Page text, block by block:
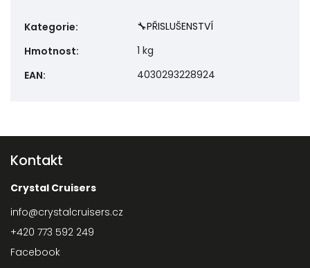
Kategorie:
🔧PŘISLUŠENSTVÍ
Hmotnost:
1 kg
EAN: 4030293228924
Kontakt
Crystal Cruisers
info@crystalcruisers.cz
+420 773 592 249
Facebook